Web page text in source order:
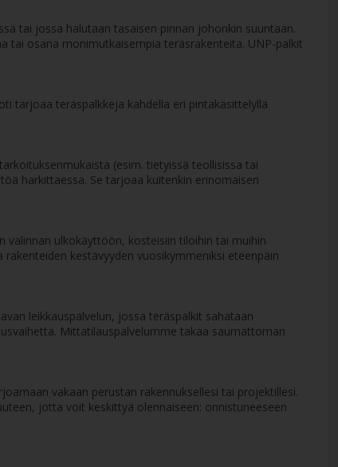
tai jossa halutaan tasaisen pinnan johonkin suuntaan.
tai osana monimutkaisempia teräsrakenteita. UNP-palkit
tarjoaa teräspalkkeja kahdella eri pintakäsittelyllä
(esim. tietyissä teollisissa tai
harkittaessa. Se tarjoaa kuitenkin erinomaisen
valinnan ulkokäyttöön, kosteisiin tiloihin tai muihin
kestävyyden vuosikymmeniksi eteenpäin
leikkauspalvelun, jossa teräspalkit sahataan
Mittatilauspalvelumme takaa saumattoman
vakaan perustan rakennuksellesi tai projektillesi.
jotta voit keskittyä olennaiseen: onnistuneeseen